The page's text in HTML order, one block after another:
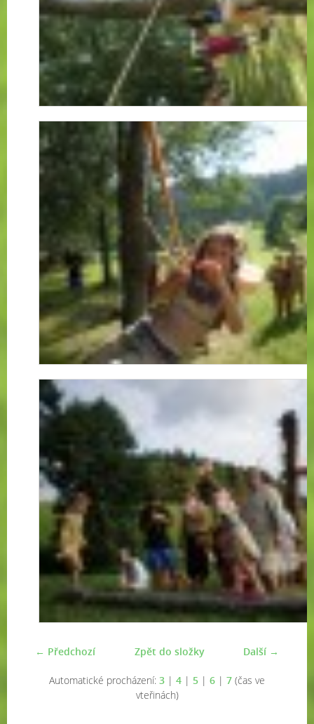
← Předchozí Další →
Zpět do složky
Automatické procházení: 3 | 4 | 5 | 6 | 7 (čas ve
vteřinách)